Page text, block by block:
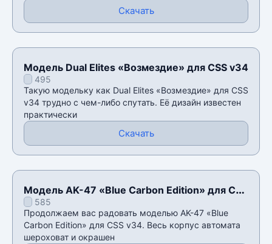
Скачать
Модель Dual Elites «Возмездие» для CSS v34
495
Такую модельку как Dual Elites «Возмездие» для CSS
v34 трудно с чем-либо спутать. Её дизайн известен
практически
Скачать
Модель AK-47 «Blue Carbon Edition» для CSS
v34585
Продолжаем вас радовать моделью AK-47 «Blue
Carbon Edition» для CSS v34. Весь корпус автомата
шероховат и окрашен